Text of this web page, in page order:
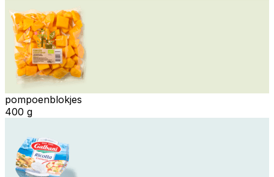
pompoenblokjes
400 g